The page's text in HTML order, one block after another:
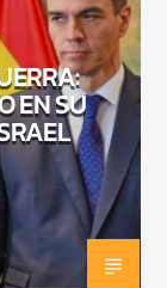
EN SU